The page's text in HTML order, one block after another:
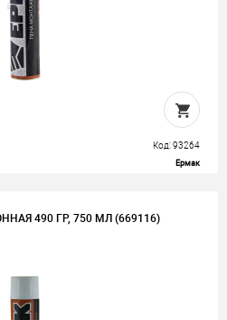
Код: 93264
Ермак
490 ГР, 750 МЛ (669116)